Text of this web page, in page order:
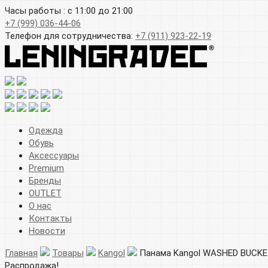
Часы работы : с 11:00 до 21:00
+7 (999) 036-44-06
Телефон для сотрудничества: +7 (911) 923-22-19
Одежда
Обувь
Аксессуары
Premium
Бренды
OUTLET
О нас
Контакты
Новости
Главная Товары Kangol
Панама Kangol WASHED
Распродажа!